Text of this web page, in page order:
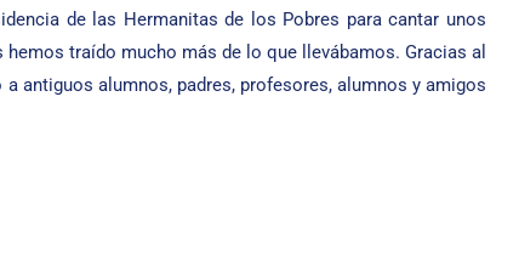
de las Hermanitas de los Pobres para cantar unos
traído mucho más de lo que llevábamos. Gracias al
antiguos alumnos, padres, profesores, alumnos y amigos